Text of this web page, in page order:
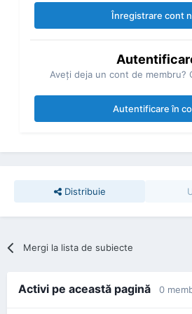
Înregistrare cont
Aveţi deja un cont de membru?
Autentificare în
Distribuie
Mergi la lista de subiecte
Activi pe această pagină 0